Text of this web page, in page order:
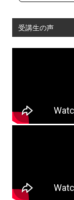
受講生の声